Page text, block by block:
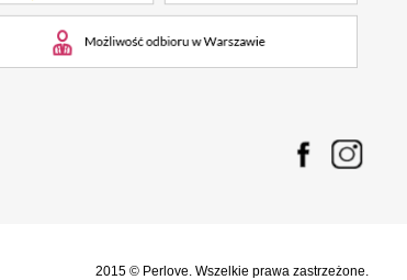
2015 © Perlove. Wszelkie prawa zastrzeżone.